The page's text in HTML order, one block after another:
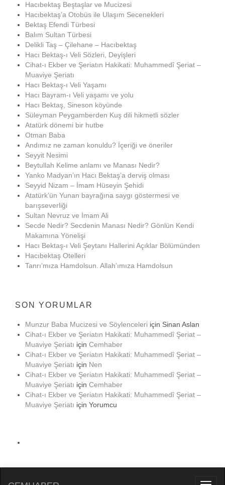
Hacıbektaş Beştaşlar ve Mucizesi
Hacıbektaş’a Otobüs ile Ulaşım Secenekleri
Bektaş Efendi Türbesi
Balım Sultan Türbesi
Delikli Taş – Çilehane – Hacıbektaş
Hacı Bektaş-ı Veli Sözleri, Deyişleri
Cihat-ı Ekber ve Şeriatın Hakikati: Muhammedî Şeriat –
Muaviye Şeriatı
Hacı Bektaş-ı Veli Yaşamı
Hacı Bayram-ı Veli yaşamı ve yolu
Hacı Bektaş, Sineson köyünde
Süleyman Peygamberden Kuş dili hikmetli sözler
Atatürk dönemi bir hutbe
Otman Baba
Andımız ne zaman konuldu? İçeriği ve öneriler
Seyyit Nesimi
Beytullah Kelime anlamı ve Manası Nedir?
Yanko Madyan’ın Hacı Bektaş’a derviş olması
Seyyid Nizam – İmam Hüseyin Şehidi
Atatürk’ün Yunan bayrağına saygı göstermesi ve
barışseverliği
Sultan Nevruz ve İmam Ali
Secde Nedir? Secdenin Manası Nedir? Gönlün Kendi
Makamına Yönelişi
Hacı Bektaş-ı Veli Şeytanı Hallerini Açıklar Bölümünden
Hacıbektaş Otelleri
Tanrı’mıza Hamdolsun. Allah’ımıza Hamdolsun
SON YORUMLAR
Munzur Baba Mucizesi ve Söylenceleri için Sinan Aslan
Cihat-ı Ekber ve Şeriatın Hakikati: Muhammedî Şeriat –
Muaviye Şeriatı için Cemhaber
Cihat-ı Ekber ve Şeriatın Hakikati: Muhammedî Şeriat –
Muaviye Şeriatı için Nen
Cihat-ı Ekber ve Şeriatın Hakikati: Muhammedî Şeriat –
Muaviye Şeriatı için Cemhaber
Cihat-ı Ekber ve Şeriatın Hakikati: Muhammedî Şeriat –
Muaviye Şeriatı için Yorumcu